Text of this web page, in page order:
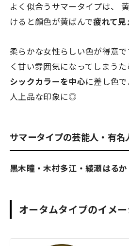
よく似合うサマータイプは、
けると顔色が黄ばんで疲れて
柔らかな女性らしい色が得意
く甘い雰囲気になってしまう
シックカラーを中心に差し色
人上品な印象に◎
サマータイプの芸能人・有名
黒木瞳・木村多江・綾瀬はる
オータムタイプのイメ